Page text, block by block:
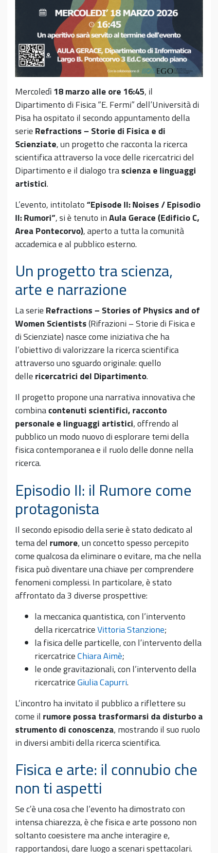
Mercoledì18 marzo alle ore 16:45, il
Dipartimento di Fisica “E. Fermi” dell’Università di
Pisa ha ospitato il secondo appuntamento della
serie Refractions – Storie di Fisica e di
Scienziate, un progetto che racconta la ricerca
scientifica attraverso la voce delle ricercatrici del
Dipartimento e il dialogo trascienza e linguaggi
artistici.
L’evento, intitolato“Episode II: Noises / Episodio
II: Rumori”, si è tenuto inAula Gerace (Edificio C,
Area Pontecorvo), aperto a tutta la comunità
accademica e al pubblico esterno.
Un progetto tra scienza,
arte e narrazione
La serie Refractions – Stories of Physics and of
Women Scientists(Rifrazioni – Storie di Fisica e
di Scienziate) nasce come iniziativa che ha
l’obiettivo di valorizzare la ricerca scientifica
attraverso uno sguardo originale: quello
delle ricercatrici del Dipartimento.
Il progetto propone una narrativa innovativa che
combinacontenuti scientifici, racconto
personale e linguaggi artistici, offrendo al
pubblico un modo nuovo di esplorare temi della
fisica contemporanea e il ruolo delle donne nella
ricerca.
Episodio II: il Rumore come
protagonista
Il secondo episodio della serie è stato dedicato al
tema del rumore, un concetto spesso percepito
come qualcosa da eliminare o evitare, ma che nella
fisica può diventare una chiave per comprendere
fenomeni complessi. In particolare, è stato
affrontato da 3 diverse prospettive:
la meccanica quantistica, con l’intervento
della ricercatriceVittoria Stanzione;
la fisica delle particelle, con l’intervento della
ricercatriceChiara Aimè;
le onde gravitazionali, con l’intervento della
ricercatriceGiulia Capurri.
L’incontro ha invitato il pubblico a riflettere su
come il rumore possa trasformarsi da disturbo a
strumento di conoscenza, mostrando il suo ruolo
in diversi ambiti della ricerca scientifica.
Fisica e arte: il connubio che
non ti aspetti
Se c’è una cosa che l’evento ha dimostrato con
intensa chiarezza, è che fisica e arte possono non
soltanto coesistere ma anche interagire e,
rapportandosi, dare luogo a scenari spettacolari.